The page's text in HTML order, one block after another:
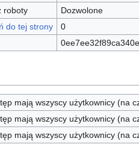
roboty
Dozwolone
do tej strony
0
mają wszyscy użytkownicy (na
mają wszyscy użytkownicy (na
mają wszyscy użytkownicy (na